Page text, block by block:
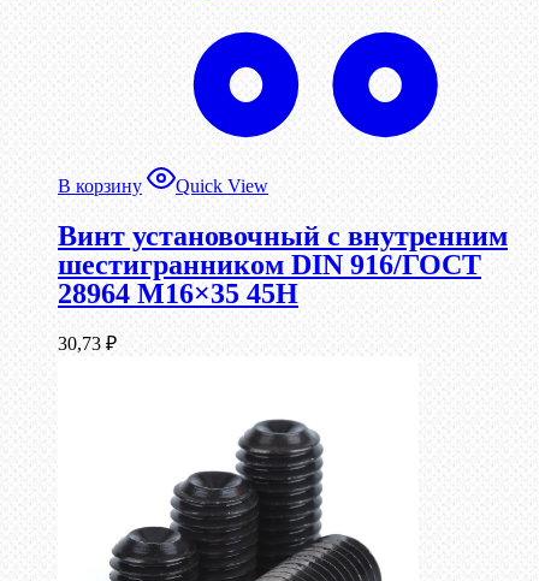
В корзину Quick View
Винт установочный с внутренним
шестигранником DIN 916/ГОСТ
28964 М16×35 45Н
30,73 ₽